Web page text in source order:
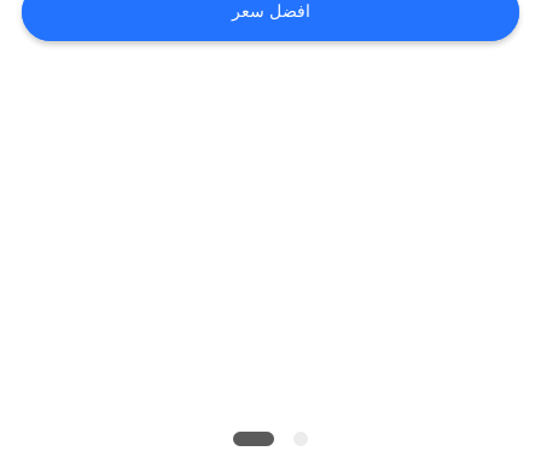
اطلب
افضل سعر